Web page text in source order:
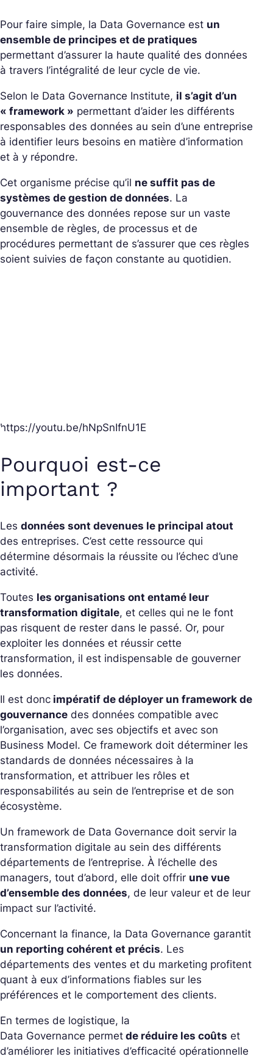
Pour faire simple, la Data Governance est un
ensemble de principes et de pratiques
permettant d’assurer la haute qualité des données
à travers l’intégralité de leur cycle de vie.
Selon le Data Governance Institute, il s’agit d’un
« framework » permettant d’aider les différents
responsables des données au sein d’une entreprise
à identifier leurs besoins en matière d’information
et à y répondre.
Cet organisme précise qu’il ne suffit pas de
systèmes de gestion de données. La
gouvernance des données repose sur un vaste
ensemble de règles, de processus et de
procédures permettant de s’assurer que ces règles
soient suivies de façon constante au quotidien.
https://youtu.be/hNpSnIfnU1E
Pourquoi est-ce
important ?
Les données sont devenues le principal atout
des entreprises. C’est cette ressource qui
détermine désormais la réussite ou l’échec d’une
activité.
Toutes les organisations ont entamé leur
transformation digitale, et celles qui ne le font
pas risquent de rester dans le passé. Or, pour
exploiter les données et réussir cette
transformation, il est indispensable de gouverner
les données.
Il est donc impératif de déployer un framework de
gouvernance des données compatible avec
l’organisation, avec ses objectifs et avec son
Business Model. Ce framework doit déterminer les
standards de données nécessaires à la
transformation, et attribuer les rôles et
responsabilités au sein de l’entreprise et de son
écosystème.
Un framework de Data Governance doit servir la
transformation digitale au sein des différents
départements de l’entreprise. À l’échelle des
managers, tout d’abord, elle doit offrir une vue
d’ensemble des données, de leur valeur et de leur
impact sur l’activité.
Concernant la finance, la Data Governance garantit
un reporting cohérent et précis. Les
départements des ventes et du marketing profitent
quant à eux d’informations fiables sur les
préférences et le comportement des clients.
En termes de logistique, la
Data Governance permet de réduire les coûts et
d’améliorer les initiatives d’efficacité opérationnelle